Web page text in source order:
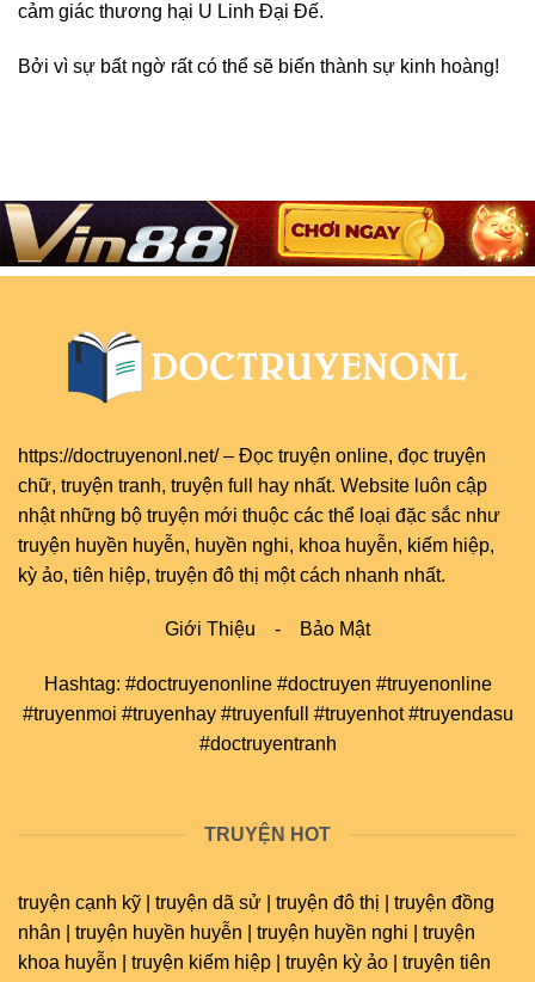
cảm giác thương hại U Linh Đại Đế.
Bởi vì sự bất ngờ rất có thể sẽ biến thành sự kinh hoàng!
https://doctruyenonl.net/– Đọc truyện online, đọc truyện
chữ, truyện tranh, truyện full
hay nhất. Website luôn cập
nhật những bộ truyện mới thuộc các thể loại đặc sắc như
truyện huyền huyễn, huyền nghi, khoa huyễn, kiếm hiệp,
kỳ ảo, tiên hiệp, truyện đô thị một cách nhanh nhất.
Giới Thiệu - Bảo Mật
Hashtag: #doctruyenonline #doctruyen #truyenonline
#truyenmoi #truyenhay #truyenfull #truyenhot #truyendasu
#doctruyentranh
TRUYỆN HOT
truyện cạnh kỹ | truyện dã sử | truyện đô thị | truyện đồng
nhân | truyện huyền huyễn | truyện huyền nghi | truyện
khoa huyễn | truyện kiếm hiệp | truyện kỳ ảo | truyện tiên